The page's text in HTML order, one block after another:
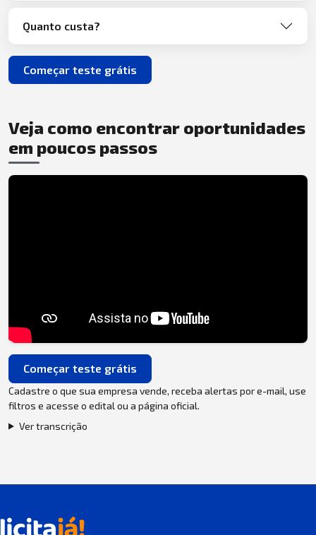
Quanto custa?
Começar teste grátis
Veja como encontrar oportunidades
em poucos passos
Começar teste grátis
Cadastre o que sua empresa vende, receba alertas por e-mail, use
filtros e acesse o edital ou a página oficial.
Ver transcrição